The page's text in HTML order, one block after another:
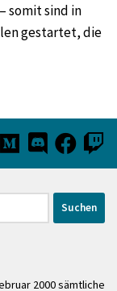
somit sind in
gestartet, die
2000 sämtliche